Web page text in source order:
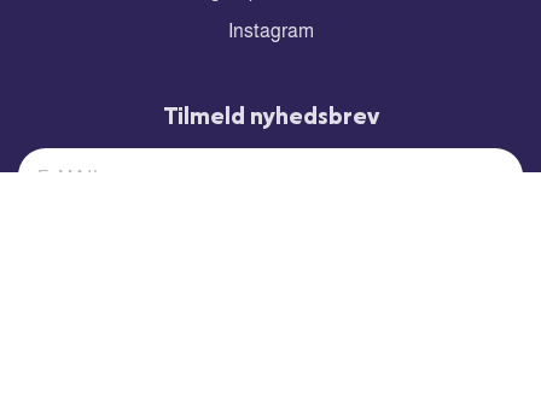
Instagram
Tilmeld nyhedsbrev